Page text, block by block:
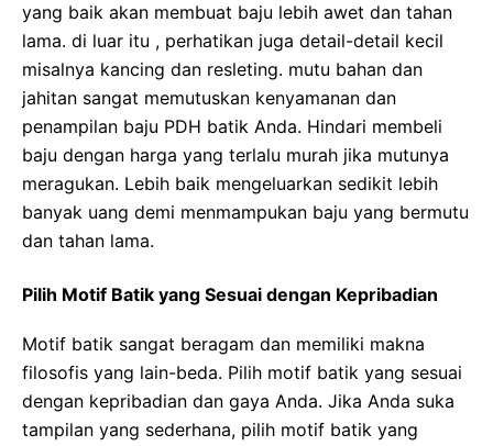
yang baik akan membuat baju lebih awet dan tahan
lama. di luar itu , perhatikan juga detail-detail kecil
misalnya kancing dan resleting. mutu bahan dan
jahitan sangat memutuskan kenyamanan dan
penampilan baju PDH batik Anda. Hindari membeli
baju dengan harga yang terlalu murah jika mutunya
meragukan. Lebih baik mengeluarkan sedikit lebih
banyak uang demi menmampukan baju yang bermutu
dan tahan lama.
Pilih Motif Batik yang Sesuai dengan Kepribadian
Motif batik sangat beragam dan memiliki makna
filosofis yang lain-beda. Pilih motif batik yang sesuai
dengan kepribadian dan gaya Anda. Jika Anda suka
tampilan yang sederhana, pilih motif batik yang